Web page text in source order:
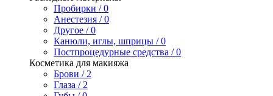
Пробирки / 0
Анестезия / 0
Другое / 0
Канюли, иглы, шприцы / 0
Постпроцедурные средства / 0
Косметика для макияжа
Брови / 2
Глаза / 2